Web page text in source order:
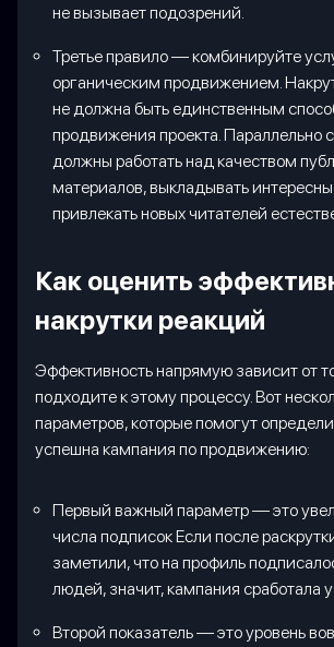
не вызывает подозрений.
Третье правило — комбинируйте
органическим продвижением.
не должна быть единственным
продвижения проекта. Параллельно
должны работать над качеством
материалов, выкладывать
привлекать новых читателей
Как оценить
накрутки реакций
Эффективность напрямую зависит от
подходите к этому процессу. Вот
параметров, которые помогут
успешна кампания по продвижению:
Первый важный параметр — это
числа подписок Если после
заметили, что на профиль
людей, значит, кампания сработала
Второй показатель — это уровень